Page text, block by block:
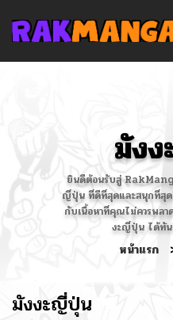
มัง
ยินดีต้อนรับสู่
ญี่ปุ่น ที่ดีที่สุดและสนุกที่สุ
กับเนื้อหาที่คุณไม่ควรพลา
งะญี่ปุ่น ได้ทั
หน้าแรก
มังงะญี่ปุ่น